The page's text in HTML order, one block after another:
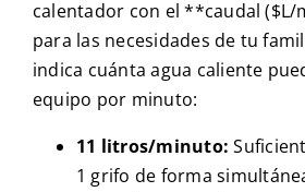
calentador con el **caudal
para las necesidades de tu
indica cuánta agua caliente
equipo por minuto:
11 litros/minuto:
1 grifo de forma